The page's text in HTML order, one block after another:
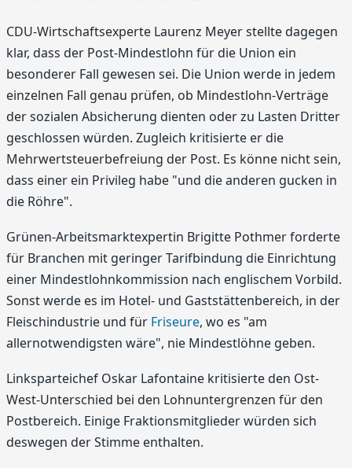
CDU-Wirtschaftsexperte Laurenz Meyer stellte dagegen
klar, dass der Post-Mindestlohn für die Union ein
besonderer Fall gewesen sei. Die Union werde in jedem
einzelnen Fall genau prüfen, ob Mindestlohn-Verträge
der sozialen Absicherung dienten oder zu Lasten Dritter
geschlossen würden. Zugleich kritisierte er die
Mehrwertsteuerbefreiung der Post. Es könne nicht sein,
dass einer ein Privileg habe "und die anderen gucken in
die Röhre".
Grünen-Arbeitsmarktexpertin Brigitte Pothmer forderte
für Branchen mit geringer Tarifbindung die Einrichtung
einer Mindestlohnkommission nach englischem Vorbild.
Sonst werde es im Hotel- und Gaststättenbereich, in der
Fleischindustrie und für Friseure, wo es "am
allernotwendigsten wäre", nie Mindestlöhne geben.
Linksparteichef Oskar Lafontaine kritisierte den Ost-
West-Unterschied bei den Lohnuntergrenzen für den
Postbereich. Einige Fraktionsmitglieder würden sich
deswegen der Stimme enthalten.